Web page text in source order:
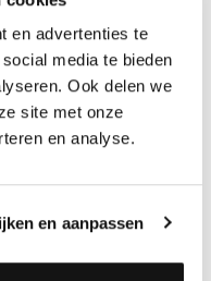
en advertenties te
media te bieden
Ook delen we
site met onze
en analyse.
en aanpassen
EIKEN GRIJS
kleuren folie heeft een
van 55 mm.
op maat te maken door